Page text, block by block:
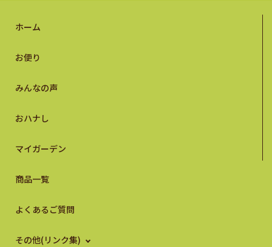
ホーム
お便り
みんなの声
おハナし
マイガーデン
商品一覧
よくあるご質問
その他(リンク集)